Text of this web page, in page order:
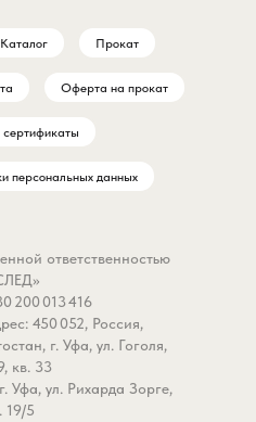
Каталог Прокат
Оферта на прокат
персональных данных
ответственностью
200 013 416
450 052, Россия,
г. Уфа, ул. Гоголя,
кв. 33
Уфа, ул. Рихарда Зорге,
19/5